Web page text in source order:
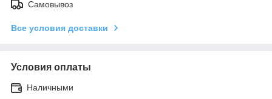
Самовывоз
Все условия доставки
Условия оплаты
Наличными